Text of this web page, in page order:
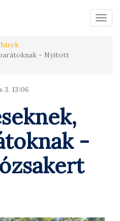
Menü
- Nyitott
3. 13:06
-